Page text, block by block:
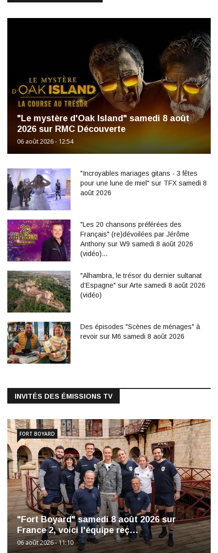
"Le mystère d'Oak Island" samedi 8 août
2026 sur RMC Découverte
06 août 2026 - 12:54
"Incroyables mariages gitans - 3 fêtes
pour une lune de miel" sur TFX samedi 8
août 2026
"Les 20 chansons préférées des
Français" (re)dévoilées par Jérôme
Anthony sur W9 samedi 8 août 2026
(vidéo)…
"Alhambra, le trésor du dernier sultanat
d’Espagne" sur Arte samedi 8 août 2026
(vidéo)
Des épisodes "Scènes de ménages" à
revoir sur M6 samedi 8 août 2026
INVITÉS DES ÉMISSIONS TV
"Fort Boyard" samedi 8 août 2026 sur
France 2, voici l'équipe reç…
06 août 2026 - 11:10
FORT BOYARD